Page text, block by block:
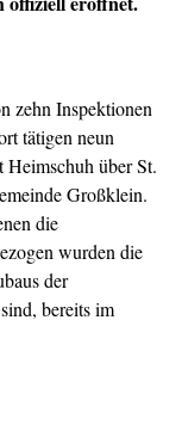
zehn Inspektionen
tätigen neun
Heimschuh über St.
Großklein.
die
wurden die
der
bereits im